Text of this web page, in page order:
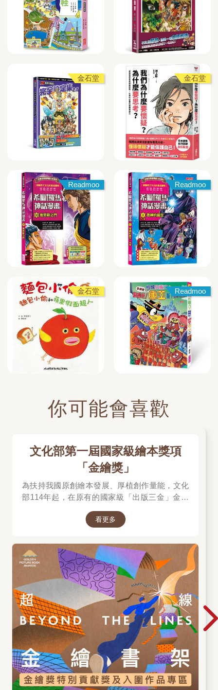
金石堂 金石堂
Readmoo Readmoo
金石堂 Readmoo
你可能會喜歡
文化部第一屆國家級繪本獎項
「金繪獎」
為扶持我國原創繪本發展、厚植創作量能，文化
部114年起，在原有的國家級「出版三金」金鼎
促進台灣圖文出版的多元發展。獎項分為「特別
「跨域應用獎」、「年度繪本獎」，以及「金繪
大獎」。
看更多